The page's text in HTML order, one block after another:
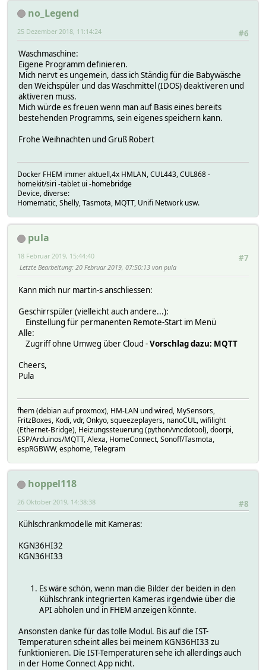
no_Legend
#6
25 Dezember 2018, 11:14:24
Waschmaschine:
Eigene Programm definieren.
Mich nervt es ungemein, dass ich Ständig für die Babywäsche
den Weichspüler und das Waschmittel (IDOS) deaktiveren und
aktiveren muss.
Mich würde es freuen wenn man auf Basis eines bereits
bestehenden Programms, sein eigenes speichern kann.
Frohe Weihnachten und Gruß Robert
Docker FHEM immer aktuell,4x HMLAN, CUL443, CUL868 -
homekit/siri -tablet ui -homebridge
Device, diverse:
Homematic, Shelly, Tasmota, MQTT, Unifi Network usw.
pula
#7
18 Februar 2019, 15:44:40
Letzte Bearbeitung: 20 Februar 2019, 07:50:13 von pula
Kann mich nur martin-s anschliessen:
Geschirrspüler (vielleicht auch andere...):
Einstellung für permanenten Remote-Start im Menü
Alle:
Zugriff ohne Umweg über Cloud -Vorschlag dazu: MQTT
Cheers,
Pula
fhem (debian auf proxmox), HM-LAN und wired, MySensors,
FritzBoxes, Kodi, vdr, Onkyo, squeezeplayers, nanoCUL, wifilight
(Ethernet-Bridge), Heizungssteuerung (python/vncdotool), doorpi,
ESP/Arduinos/MQTT, Alexa, HomeConnect, Sonoff/Tasmota,
espRGBWW, esphome, Telegram
hoppel118
#8
26 Oktober 2019, 14:38:38
Kühlschrankmodelle mit Kameras:
KGN36HI32
KGN36HI33
Es wäre schön, wenn man die Bilder der beiden in den
Kühlschrank integrierten Kameras irgendwie über die
API abholen und in FHEM anzeigen könnte.
Ansonsten danke für das tolle Modul. Bis auf die IST-
Temperaturen scheint alles bei meinem KGN36HI33 zu
funktionieren. Die IST-Temperaturen sehe ich allerdings auch
in der Home Connect App nicht.